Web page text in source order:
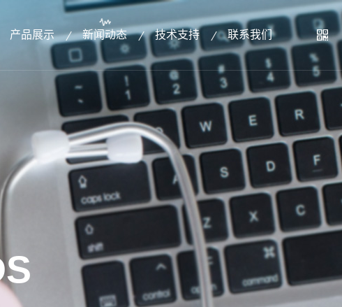
产品展示 新闻动态 技术支持 联系我们